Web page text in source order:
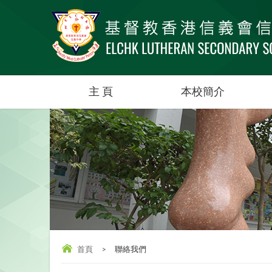
主 頁 本校簡介
首頁 > 聯絡我們